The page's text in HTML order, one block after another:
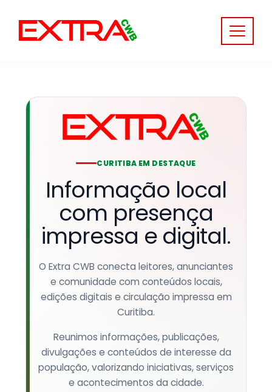
content
CURITIBA EM DESTAQUE
Informação local
com presença
impressa e digital.
O Extra CWB conecta leitores, anunciantes
e comunidade com conteúdos locais,
edições digitais e circulação impressa em
Curitiba.
Reunimos informações, publicações,
divulgações e conteúdos de interesse da
população, valorizando iniciativas, serviços
e acontecimentos da cidade.